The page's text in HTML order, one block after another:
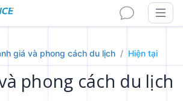
giá và phong cách du lịch Hiện tại
phong cách du lịch